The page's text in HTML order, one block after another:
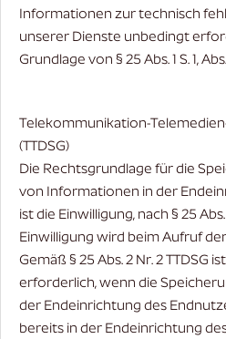
Informationen zur technisch
unserer Dienste unbedingt
Grundlage von § 25 Abs. 1 S. 1,
Telekommunikation-
(TTDSG)
Die Rechtsgrundlage für die
von Informationen in der
ist die Einwilligung, nach § 25 Abs.
Einwilligung wird beim Aufruf
Gemäß § 25 Abs. 2 Nr. 2 TTDSG
erforderlich, wenn die
der Endeinrichtung des
bereits in der Endeinrichtung